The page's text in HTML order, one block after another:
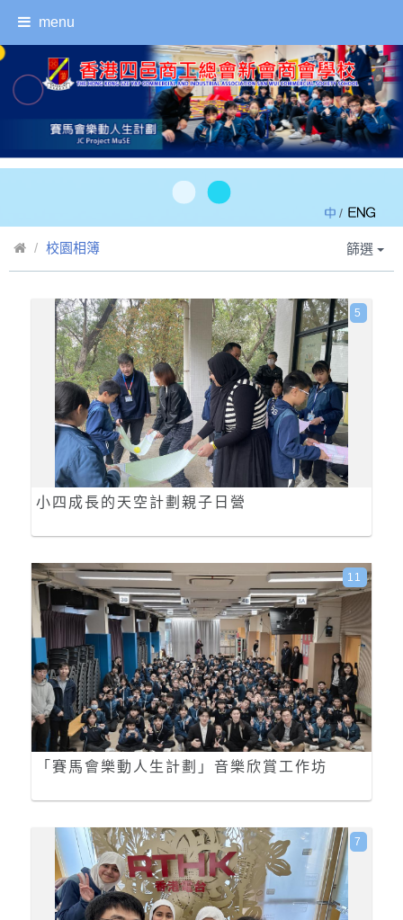
menu
/
校園相簿 篩選
小四成長的天空計劃親子日營
5
「賽馬會樂動人生計劃」音樂欣賞工作坊
11
7